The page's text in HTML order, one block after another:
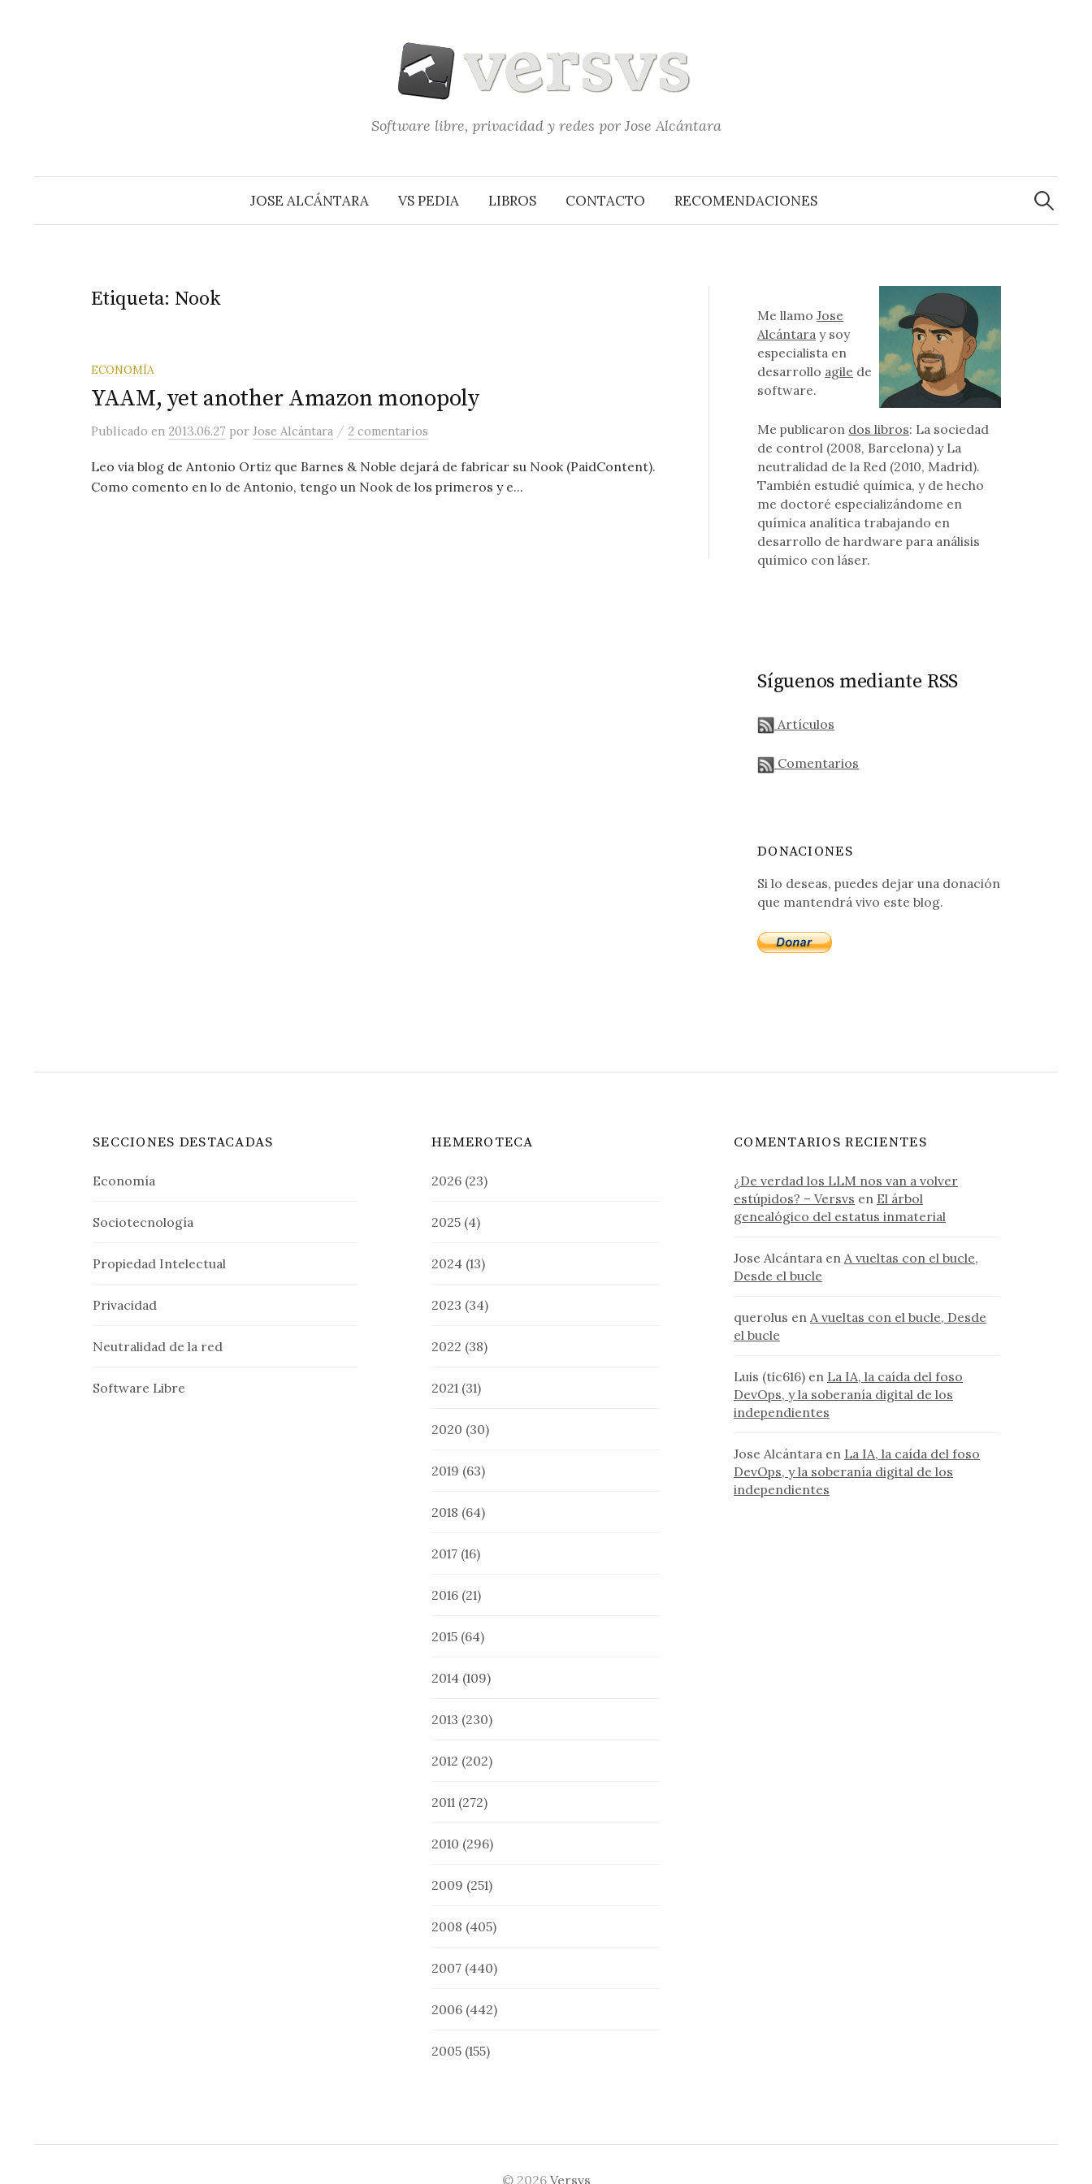
Software libre, privacidad y redes por Jose Alcántara
JOSE ALCÁNTARA VS PEDIA LIBROS CONTACTO RECOMENDACIONES
Buscar:
Etiqueta: Nook
ECONOMÍA
YAAM, yet another Amazon monopoly
Publicado en 2013.06.27 por Jose Alcántara / 2 comentarios
Leo via blog de Antonio Ortiz que Barnes & Noble dejará de fabricar su Nook (PaidContent).
Como comento en lo de Antonio, tengo un Nook de los primeros y e...
Me llamoJose
Alcántara y soy
especialista en
desarrollo agile de
software.
Me publicaron dos libros: La sociedad
de control (2008, Barcelona) y La
neutralidad de la Red (2010, Madrid).
También estudié química, y de hecho
me doctoré especializándome en
química analítica trabajando en
desarrollo de hardware para análisis
químico con láser.
Síguenos mediante RSS
Artículos
Comentarios
DONACIONES
Si lo deseas, puedes dejar una donación
que mantendrá vivo este blog.
SECCIONES DESTACADAS
Economía
Sociotecnología
Propiedad Intelectual
Privacidad
Neutralidad de la red
Software Libre
HEMEROTECA
2026 (23)
2025 (4)
2024 (13)
2023 (34)
2022 (38)
2021 (31)
2020 (30)
2019 (63)
2018 (64)
2017 (16)
2016 (21)
2015 (64)
2014 (109)
2013 (230)
2012 (202)
2011 (272)
2010 (296)
2009 (251)
2008 (405)
2007 (440)
2006 (442)
2005 (155)
COMENTARIOS RECIENTES
¿De verdad los LLM nos van a volver
estúpidos? – Versvs en El árbol
genealógico del estatus inmaterial
Jose Alcántara en A vueltas con el bucle,
Desde el bucle
querolus en A vueltas con el bucle, Desde
el bucle
Luis (tic616) en La IA, la caída del foso
DevOps, y la soberanía digital de los
independientes
Jose Alcántara en La IA, la caída del foso
DevOps, y la soberanía digital de los
independientes
© 2026 Versvs